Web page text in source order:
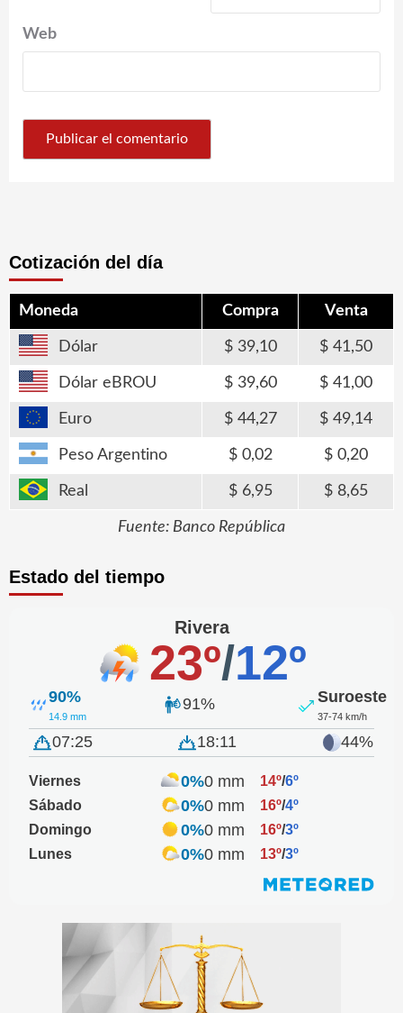
Web
Cotización del día
Moneda Compra Venta
Dólar 39,10 41,50
Dólar eBROU 39,60 41,00
Euro 44,27 49,14
Peso Argentino 0,02 0,20
Real 6,95 8,65
Fuente: Banco República
Estado del tiempo
Rivera
23º/12º
90%
14.9 mm
91% Suroeste
37-74 km/h
07:25 18:11 44%
Viernes 0%0 mm 14º/6º
Sábado
0%0 mm 16º/4º
Domingo
0%0 mm 16º/3º
Lunes
0%0 mm 13º/3º